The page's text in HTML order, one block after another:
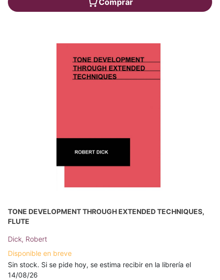
Comprar
TONE DEVELOPMENT THROUGH EXTENDED TECHNIQUES,
FLUTE
Dick, Robert
Disponible en breve
Sin stock. Si se pide hoy, se estima recibir en la librería el
14/08/26